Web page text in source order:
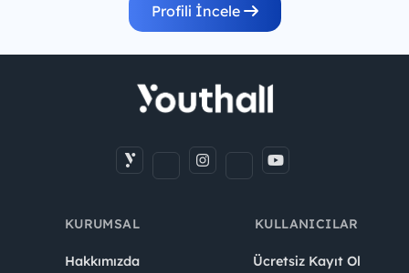
Profili İncele
KURUMSAL
Hakkımızda
KULLANICILAR
Ücretsiz Kayıt Ol